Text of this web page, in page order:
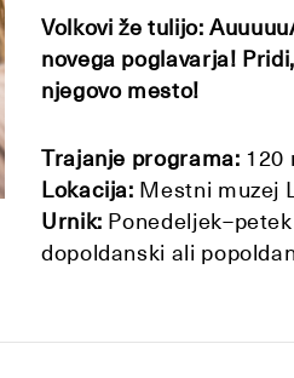
Volkovi že tulijo:
novega poglavarja!
njegovo mesto!
Trajanje programa: 120
Lokacija: Mestni muzej
Urnik:
dopoldanski ali